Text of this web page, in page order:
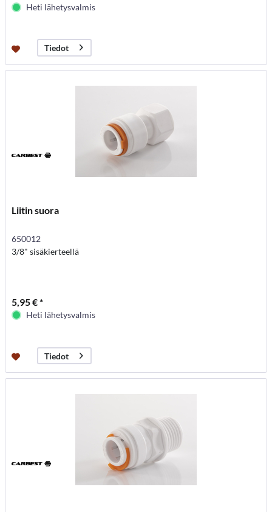
Heti lähetysvalmis
Tiedot
Liitin suora
650012
3/8" sisäkierteellä
5,95 € *
Heti lähetysvalmis
Tiedot